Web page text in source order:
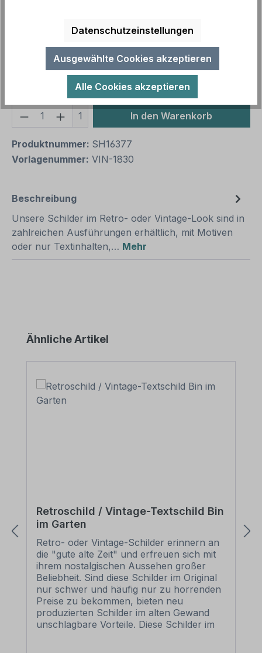
Gesamtpreis
Preise inkl. MwSt. zzgl. Versandkosten
Aufgrund von Neuberechnungen im Warenkorb sind
abweichende Endpreise möglich.
Produkt Anzahl: Gib den gewünschten
1 In den Warenkorb
Produktnummer: SH16377
Vorlagenummer: VIN-1830
Beschreibung
Unsere Schilder im Retro- oder Vintage-Look sind in
zahlreichen Ausführungen erhältlich, mit Motiven
oder nur Textinhalten,… Mehr
Produktgalerie überspringen
Ähnliche Artikel
Retroschild / Vintage-Textschild Bin
im Garten
Retro- oder Vintage-Schilder erinnern an
die "gute alte Zeit" und erfreuen sich mit
ihrem nostalgischen Aussehen großer
Beliebheit. Sind diese Schilder im Original
nur schwer und häufig nur zu horrenden
Preise zu bekommen, bieten neu
produzierten Schilder im alten Gewand
unschlagbare Vorteile. Diese Schilder im
Datenschutzeinstellungen
Ausgewählte Cookies akzeptieren
Alle Cookies akzeptieren